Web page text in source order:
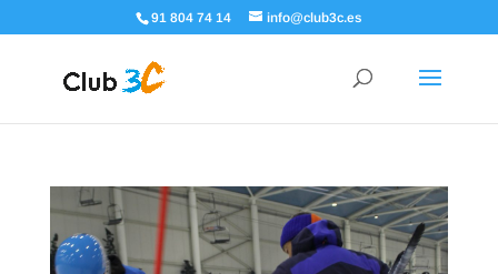
91 804 74 14 info@club3c.es